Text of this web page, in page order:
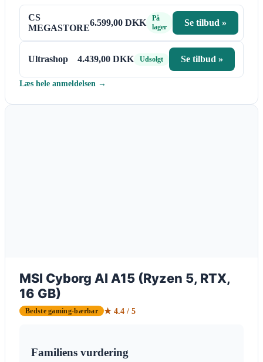
CS
MEGASTORE
6.599,00 DKK
På
lager
Se tilbud »
Ultrashop 4.439,00 DKK Udsolgt Se tilbud »
Læs hele anmeldelsen →
MSI Cyborg AI A15 (Ryzen 5, RTX,
16 GB)
Bedste gaming-bærbar ★ 4.4 / 5
Familiens vurdering